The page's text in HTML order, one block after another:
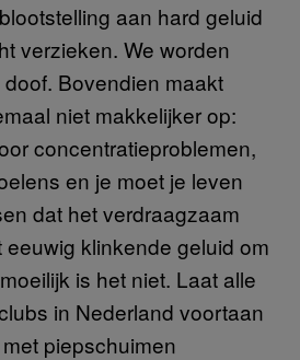
aan hard geluid
verzieken. We worden
Bovendien maakt
niet makkelijker op:
concentratieproblemen,
en je moet je leven
dat het verdraagzaam
klinkende geluid om
is het niet. Laat alle
in Nederland voortaan
piepschuimen